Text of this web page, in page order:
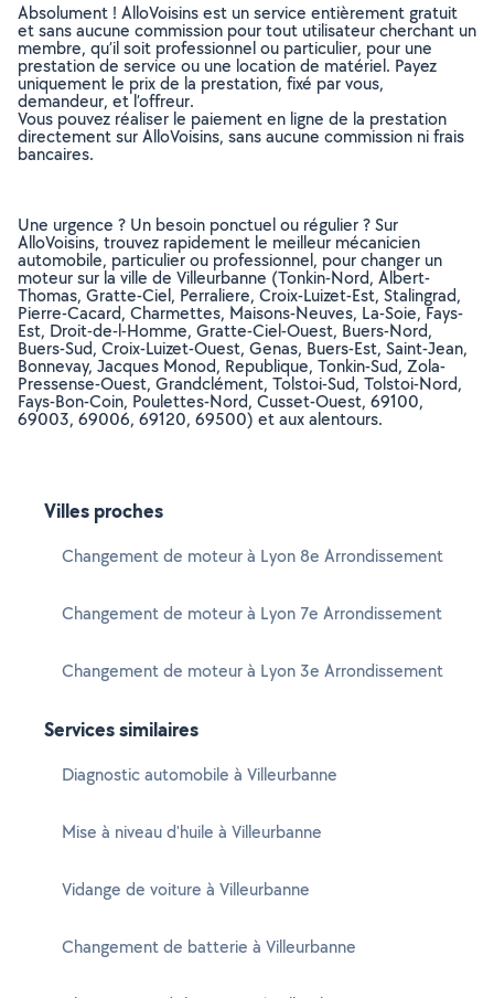
Absolument ! AlloVoisins est un service entièrement gratuit
et sans aucune commission pour tout utilisateur cherchant un
membre, qu’il soit professionnel ou particulier, pour une
prestation de service ou une location de matériel. Payez
uniquement le prix de la prestation, fixé par vous,
demandeur, et l’offreur.
Vous pouvez réaliser le paiement en ligne de la prestation
directement sur AlloVoisins, sans aucune commission ni frais
bancaires.
Une urgence ? Un besoin ponctuel ou régulier ? Sur
AlloVoisins, trouvez rapidement le meilleur mécanicien
automobile, particulier ou professionnel, pour changer un
moteur sur la ville de Villeurbanne (Tonkin-Nord, Albert-
Thomas, Gratte-Ciel, Perraliere, Croix-Luizet-Est, Stalingrad,
Pierre-Cacard, Charmettes, Maisons-Neuves, La-Soie, Fays-
Est, Droit-de-l-Homme, Gratte-Ciel-Ouest, Buers-Nord,
Buers-Sud, Croix-Luizet-Ouest, Genas, Buers-Est, Saint-Jean,
Bonnevay, Jacques Monod, Republique, Tonkin-Sud, Zola-
Pressense-Ouest, Grandclément, Tolstoi-Sud, Tolstoi-Nord,
Fays-Bon-Coin, Poulettes-Nord, Cusset-Ouest, 69100,
69003, 69006, 69120, 69500) et aux alentours.
Villes proches
Changement de moteur à Lyon 8e Arrondissement
Changement de moteur à Lyon 7e Arrondissement
Changement de moteur à Lyon 3e Arrondissement
Services similaires
Diagnostic automobile à Villeurbanne
Mise à niveau d'huile à Villeurbanne
Vidange de voiture à Villeurbanne
Changement de batterie à Villeurbanne